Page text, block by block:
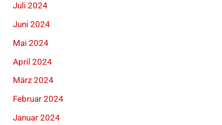
Juli 2024
Juni 2024
Mai 2024
April 2024
März 2024
Februar 2024
Januar 2024